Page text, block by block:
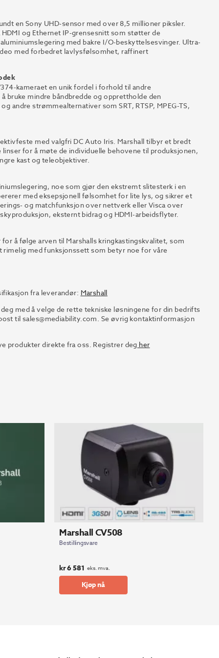
en Sony UHD-sensor med over 8,5 millioner piksler.
og Ethernet IP-grensesnitt som støtter de
med bakre I/O-beskyttelsesvinger. Ultra-
med forbedret lavlysfølsomhet, raffinert
kameraet en unik fordel i forhold til andre
bruke mindre båndbredde og opprettholde den
andre strømmealternativer som SRT, RTSP, MPEG-TS,
med valgfri DC Auto Iris. Marshall tilbyr et bredt
for å møte de individuelle behovene til produksjonen,
kast og teleobjektiver.
noe som gjør den ekstremt slitesterk i en
med eksepsjonell følsomhet for lite lys, og sikrer et
og matchfunksjon over nettverk eller Visca over
eksternt bidrag og HDMI-arbeidsflyter.
å følge arven til Marshalls kringkastingskvalitet, som
med funksjonssett som betyr noe for våre
fra leverandør: Marshall
med å velge de rette tekniske løsningene for din bedrifts
til sales@mediability.com. Se øvrig kontaktinformasjon
produkter direkte fra oss. Registrer deg her
Marshall CV508
Bestillingsvare
kr6 581 eks. mva.
Kjøp nå